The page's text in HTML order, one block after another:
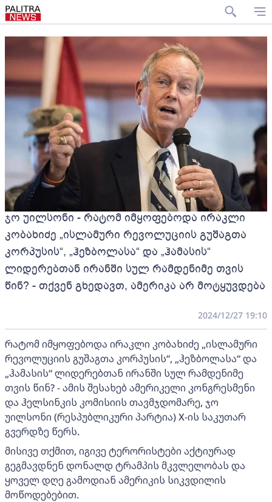
ჯო უილსონი - რატომ იმყოფებოდა ირაკლი
კობახიძე „ისლამური რევოლუციის გუშაგთა
კორპუსის“, „ჰეზბოლასა“ და „ჰამასის“
ლიდერებთან ირანში სულ რამდენიმე თვის
წინ? - თქვენ გხედავთ, ამერიკა არ მოტყუვდება
2024/12/27 19:10
რატომ იმყოფებოდა ირაკლი კობახიძე „ისლამური
რევოლუციის გუშაგთა კორპუსის“, „ჰეზბოლასა“ და
„ჰამასის“ ლიდერებთან ირანში სულ რამდენიმე
თვის წინ? - ამის შესახებ ამერიკელი კონგრესმენი
და ჰელსინკის კომისიის თავმჯდომარე, ჯო
უილსონი (რესპუბლიკური პარტია) X-ის საკუთარ
გვერდზე წერს.
მისივე თქმით, იგივე ტერორისტები აქტიურად
გეგმავდნენ დონალდ ტრამპის მკვლელობას და
ყოველ დღე გამოდიან ამერიკის სიკვდილის
მოწოდებებით.